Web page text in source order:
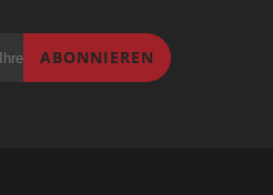
ABONNIEREN